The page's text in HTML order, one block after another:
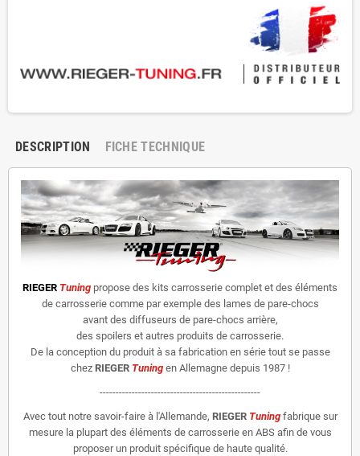
DESCRIPTION FICHE TECHNIQUE
RIEGER Tuning propose des kits carrosserie complet et des éléments
de carrosserie comme par exemple des lames de pare-chocs
avant des diffuseurs de pare-chocs arrière,
des spoilers et autres produits de carrosserie.
De la conception du produit à sa fabrication en série tout se passe
chez RIEGER Tuningen Allemagne depuis 1987 !
--------------------------------------------------
Avec tout notre savoir-faire à l'Allemande, RIEGER Tuning fabrique sur
mesure la plupart des éléments de carrosserie en ABS afin de vous
proposer un produit spécifique de haute qualité.